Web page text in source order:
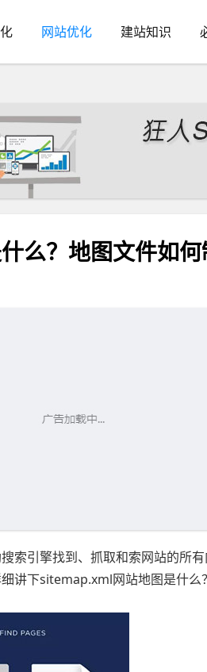
网站优化 建站知识
么？地图文件如何
索引擎找到、抓取和索网站的所
讲下sitemap.xml网站地图是什么